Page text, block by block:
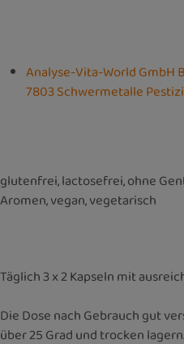
Analyse-Vita-World GmbH
7803 Schwermetalle
glutenfrei, lactosefrei, ohne
Aromen, vegan, vegetarisch
Täglich 3 x 2 Kapseln mit
Die Dose nach Gebrauch gut
über 25 Grad und trocken lagern.